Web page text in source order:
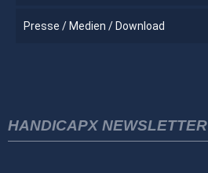
Presse / Medien / Download
HANDICAPX NEWSLETTER